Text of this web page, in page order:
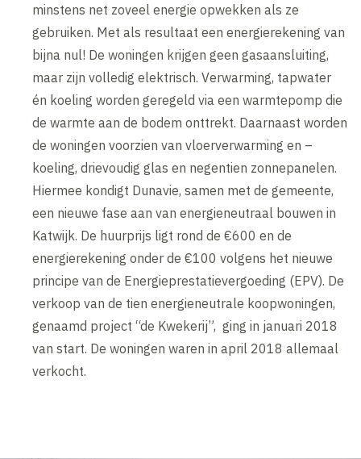
minstens net zoveel energie opwekken als ze
gebruiken. Met als resultaat een energierekening van
bijna nul! De woningen krijgen geen gasaansluiting,
maar zijn volledig elektrisch. Verwarming, tapwater
én koeling worden geregeld via een warmtepomp die
de warmte aan de bodem onttrekt. Daarnaast worden
de woningen voorzien van vloerverwarming en –
koeling, drievoudig glas en negentien zonnepanelen.
Hiermee kondigt Dunavie, samen met de gemeente,
een nieuwe fase aan van energieneutraal bouwen in
Katwijk. De huurprijs ligt rond de €600 en de
energierekening onder de €100 volgens het nieuwe
principe van de Energieprestatievergoeding (EPV). De
verkoop van de tien energieneutrale koopwoningen,
genaamd project “de Kwekerij”, ging in januari 2018
van start. De woningen waren in april 2018 allemaal
verkocht.